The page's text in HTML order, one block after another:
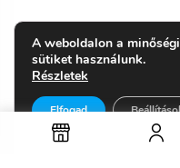
A weboldalon a
sütiket használunk.
Részletek
Elfogad